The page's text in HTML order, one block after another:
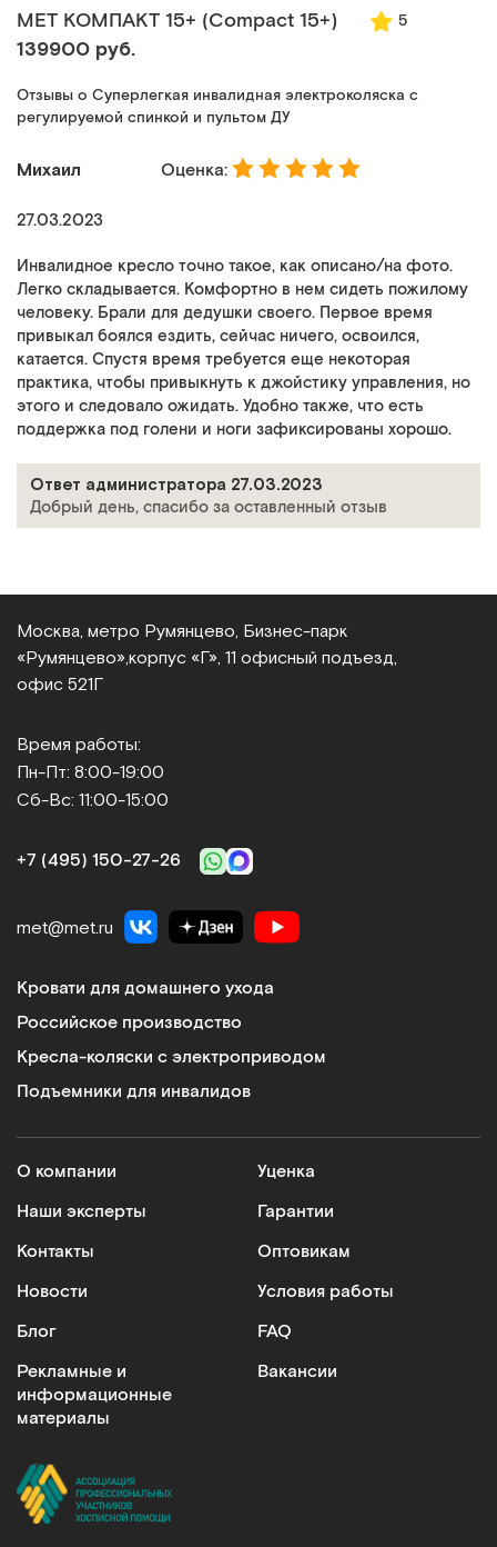
MET КОМПАКТ 15+ (Compact 15+) 5
139900 руб.
Отзывы о Суперлегкая инвалидная электроколяска с
регулируемой спинкой и пультом ДУ
Михаил Оценка:
27.03.2023
Инвалидное кресло точно такое, как описано/на фото.
Легко складывается. Комфортно в нем сидеть пожилому
человеку. Брали для дедушки своего. Первое время
привыкал боялся ездить, сейчас ничего, освоился,
катается. Спустя время требуется еще некоторая
практика, чтобы привыкнуть к джойстику управления, но
этого и следовало ожидать. Удобно также, что есть
поддержка под голени и ноги зафиксированы хорошо.
Ответ администратора 27.03.2023
Добрый день, спасибо за оставленный отзыв
Москва, метро Румянцево, Бизнес‑парк
«Румянцево», корпус «Г», 11 офисный подъезд,
офис 521Г
Время работы:
Пн-Пт: 8:00-19:00
Сб-Вс: 11:00-15:00
+7 (495) 150‑27‑26
met@met.ru
Кровати для домашнего ухода
Российское производство
Кресла-коляски с электроприводом
Подъемники для инвалидов
О компании
Наши эксперты
Контакты
Новости
Блог
Рекламные и
информационные
материалы
Уценка
Гарантии
Оптовикам
Условия работы
FAQ
Вакансии